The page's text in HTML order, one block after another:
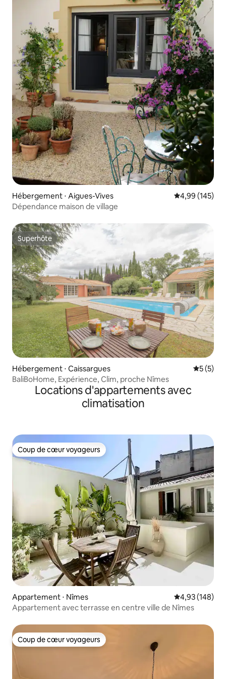
Hébergement ⋅ Aigues-Vives Évaluation
4,99 (145)
Dépendance maison de village
Superhôte
Superhôte
Hébergement ⋅ Caissargues
5 (5)
BaliBoHome, Expérience, Clim, proche Nîmes
Locations d'appartements avec
climatisation
Coup de cœur voyageurs
Coup de cœur voyageurs
Appartement ⋅ Nîmes Évaluation
4,93 (148)
Appartement avec terrasse en centre ville de Nîmes
Coup de cœur voyageurs
Coup de cœur voyageurs